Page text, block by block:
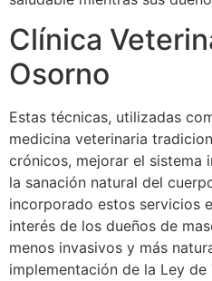
Clínica
Osorno
Estas técnicas, utilizadas
medicina veterinaria
crónicos, mejorar el sistema
la sanación natural del
incorporado estos servicios
interés de los dueños de
menos invasivos y más
implementación de la Ley de